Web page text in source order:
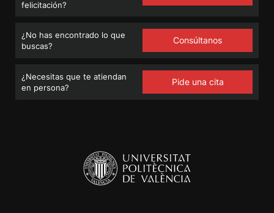
felicitación?
¿No has encontrado lo que
buscas?
Consúltanos
¿Necesitas que te atiendan
en persona?
Pide una cita